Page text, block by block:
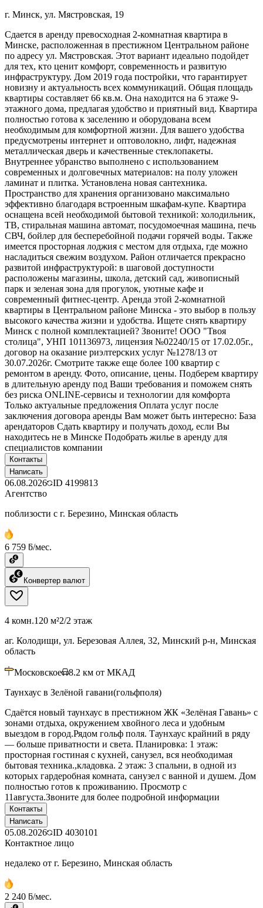
г. Минск, ул. Мястровская, 19
Сдается в аренду превосходная 2-комнатная квартира в
Минске, расположенная в престижном Центральном районе
по адресу ул. Мястровская. Этот вариант идеально подойдет
для тех, кто ценит комфорт, современность и развитую
инфраструктуру. Дом 2019 года постройки, что гарантирует
новизну и актуальность всех коммуникаций. Общая площадь
квартиры составляет 66 кв.м. Она находится на 6 этаже 9-
этажного дома, предлагая удобство и приятный вид. Квартира
полностью готова к заселению и оборудована всем
необходимым для комфортной жизни. Для вашего удобства
предусмотрены интернет и оптоволокно, лифт, надежная
металлическая дверь и качественные стеклопакеты.
Внутреннее убранство выполнено с использованием
современных и долговечных материалов: на полу уложен
ламинат и плитка. Установлена новая сантехника.
Пространство для хранения организовано максимально
эффективно благодаря встроенным шкафам-купе. Квартира
оснащена всей необходимой бытовой техникой: холодильник,
ТВ, стиральная машина автомат, посудомоечная машина, печь
СВЧ, бойлер для бесперебойной подачи горячей воды. Также
имеется просторная лоджия с местом для отдыха, где можно
насладиться свежим воздухом. Район отличается прекрасно
развитой инфраструктурой: в шаговой доступности
расположены магазины, школа, детский сад, живописный
парк и зеленая зона для прогулок, уютные кафе и
современный фитнес-центр. Аренда этой 2-комнатной
квартиры в Центральном районе Минска - это выбор в пользу
высокого качества жизни и удобства. Ищете снять квартиру
Минск с полной комплектацией? Звоните! ООО "Твоя
столица", УНП 101136973, лицензия №02240/15 от 17.02.05г.,
договор на оказание риэлтерских услуг №1278/13 от
30.07.2026г. Смотрите также еще более 100 квартир с
ремонтом в аренду. Фото, описание, цены. Подберем квартиру
в длительную аренду под Ваши требования и поможем снять
без риска ONLINE-сервисы и технологии для комфорта
Только актуальные предложения Оплата услуг после
заключения договора аренды Вам может быть интересно: База
арендаторов Сдать квартиру и получать доход, если Вы
находитесь не в Минске Подобрать жилье в аренду для
специалистов компании
Контакты
Написать
06.08.2026 ID 4199813
Агентство
поблизости с г. Березино, Минская область
6 759 ƃ/мес.
Конвертер валют
4 комн.120 м²2/2 этаж
аг. Колодищи, ул. Березовая Аллея, 32, Минский р-н, Минская
область
Московское 8.2 км от МКАД
Таунхаус в Зелёной гавани(гольфполя)
Сдаётся новый таунхаус в престижном ЖК «Зелёная Гавань» с
зонами отдыха, окружением хвойного леса и удобным
выездом в город.Рядом гольф поля. Таунхаус крайний в ряду
— больше приватности и света. Планировка: 1 этаж:
просторная гостиная с кухней, санузел, вся необходимая
бытовая техника.,кладовка. 2 этаж: 3 спальни, в одной из
которых гардеробная комната, санузел с ванной и душем. Дом
полностью готов к проживанию. Просмотр с
11августа.Звоните для более подробной информации
Контакты
Написать
05.08.2026 ID 4030101
Контактное лицо
недалеко от г. Березино, Минская область
2 240 ƃ/мес.